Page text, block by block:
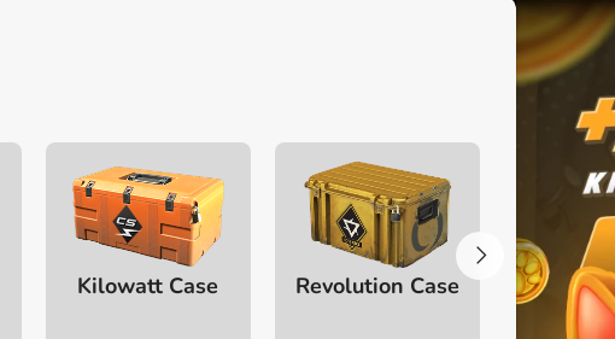
Kilowatt Case Revolution Case Recoil